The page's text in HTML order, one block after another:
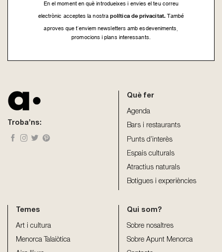
En el moment en què introdueixes i envies el teu correu
electrònic acceptes la nostrapolítica de privacitat.També
aproves que t’enviem newsletters amb esdeveniments,
promocions i plans interessants.
left
Troba’ns:
Què fer
Agenda
Bars i restaurants
Punts d’interès
Espais culturals
Atractius naturals
Botigues i experiències
Temes
Art i cultura
Menorca Talaiòtica
Qui som?
Sobre nosaltres
Sobre Apunt Menorca